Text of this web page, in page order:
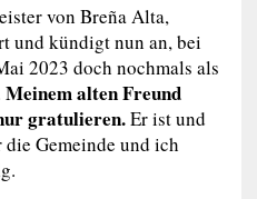
von Breña Alta,
und kündigt nun an, bei
2023 doch nochmals als
Meinem alten Freund
gratulieren.Er ist und
Gemeinde und ich